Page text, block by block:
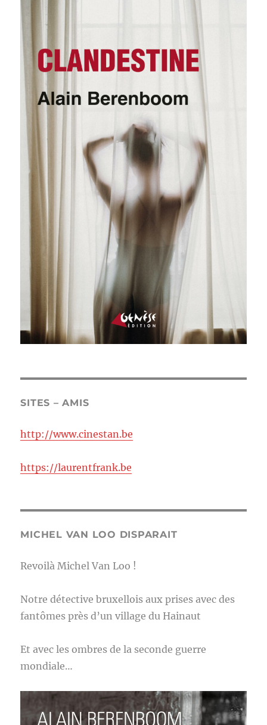
SITES – AMIS
http://www.cinestan.be
https://laurentfrank.be
MICHEL VAN LOO DISPARAIT
Revoilà Michel Van Loo !
Notre détective bruxellois aux prises avec des
fantômes près d’un village du Hainaut
Et avec les ombres de la seconde guerre
mondiale…